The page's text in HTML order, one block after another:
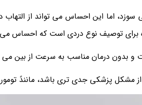
سوزد، اما این احساس می تواند از
برای توصیف نوع دردی است که احساس
بدون درمان مناسب به سرعت از بین می
پزشکی جدی تری باشد، مانندً